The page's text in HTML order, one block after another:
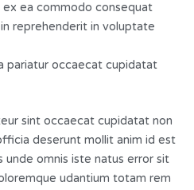
ex ea commodo consequat
reprehenderit in voluptate
pariatur occaecat cupidatat
sint occaecat cupidatat non
deserunt mollit anim id est
unde omnis iste natus error sit
udantium totam rem